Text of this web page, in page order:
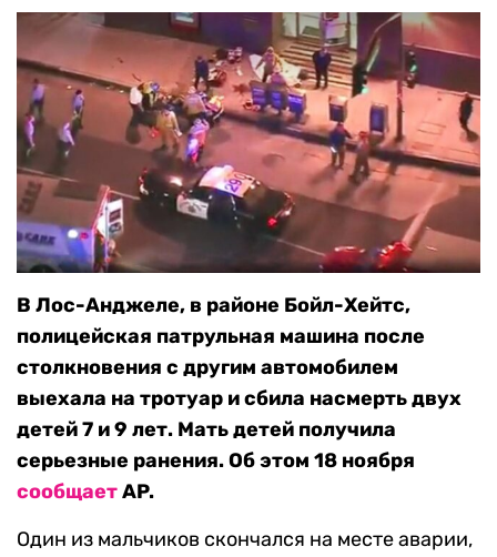
В Лос-Анджеле, в районе Бойл-Хейтс,
полицейская патрульная машина после
столкновения с другим автомобилем
выехала на тротуар и сбила насмерть двух
детей 7 и 9 лет. Мать детей получила
серьезные ранения. Об этом 18 ноября
сообщаетAP.
Один из мальчиков скончался на месте аварии,